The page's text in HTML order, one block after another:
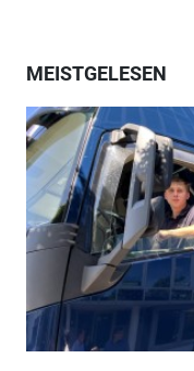
MEISTGELESEN